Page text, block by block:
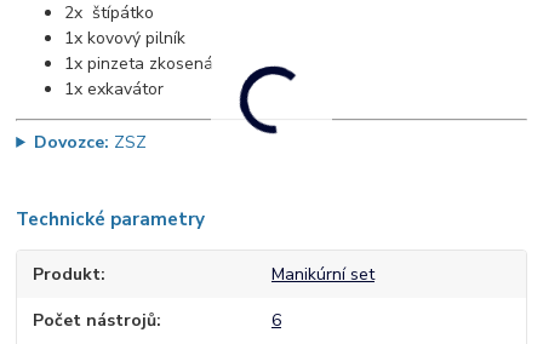
2x štípátko
1x kovový pilník
1x pinzeta zkosená
1x exkavátor
Dovozce: ZSZ
Technické parametry
Produkt Manikúrní set
Počet nástrojů 6